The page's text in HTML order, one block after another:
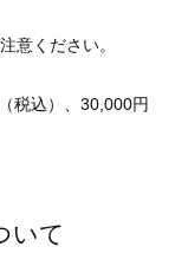
意ください。
税込）、30,000円
いて